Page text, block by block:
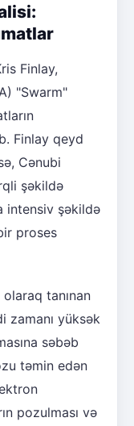
Finlay,
"Swarm"
Finlay qeyd
Cənubi
şəkildə
intensiv şəkildə
proses
tanınan
zamanı yüksək
səbəb
təmin edən
pozulması və